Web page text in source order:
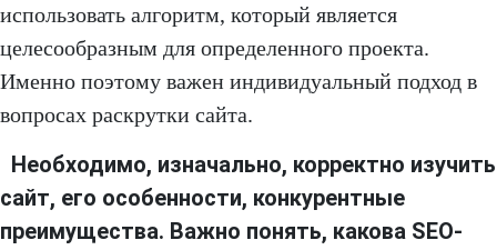
использовать алгоритм, который является
целесообразным для определенного проекта.
Именно поэтому важен индивидуальный подход в
вопросах раскрутки сайта.
Необходимо, изначально, корректно изучить
сайт, его особенности, конкурентные
преимущества. Важно понять, какова SEO-